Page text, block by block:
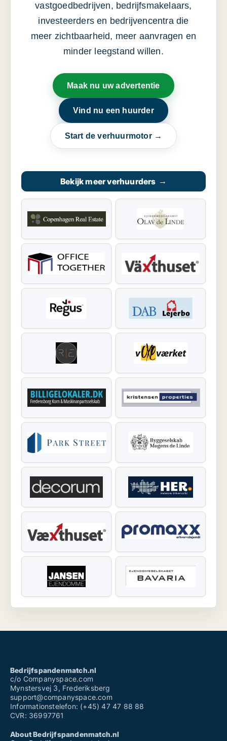
vastgoedbedrijven, bedrijfsmakelaars,
investeerders en bedrijvencentra die
meer zichtbaarheid, meer aanvragen en
minder leegstand willen.
Maak nu uw advertentie
Vind nu een huurder
Start de verhuurmotor →
Bekijk meer verhuurders →
Bedrijfspandenmatch.nl
c/o Companyspace.com
Mynstersvej 3, Frederiksberg
support@companyspace.com
Informationstelefon: (+45) 47 47 88 88
CVR: 36997761
About Bedrijfspandenmatch.nl